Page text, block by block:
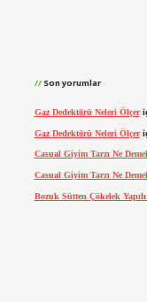
Son yorumlar
Gaz Dedektörü Neleri Ölçer
Gaz Dedektörü Neleri Ölçer
Casual Giyim Tarzı Ne
Casual Giyim Tarzı Ne
Bozuk Sütten Çökelek